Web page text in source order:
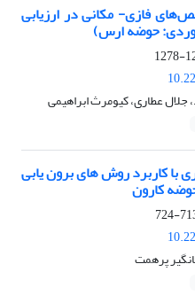
فازی- مکانی در ارزیابی
حوضه ارس)
عطاری، کیومرث ابراهیمی
با کاربرد روش های برون یابی
کارون
713-
پرهمت